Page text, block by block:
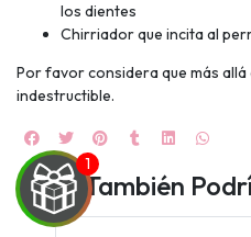
los dientes
Chirriador que incita al
Por favor considera que más allá
indestructible.
También